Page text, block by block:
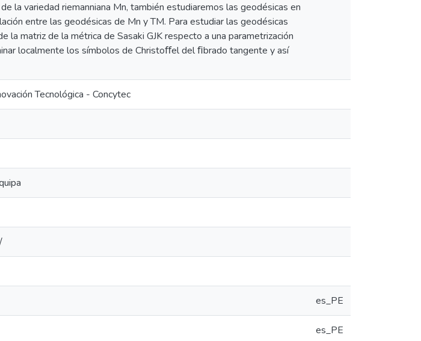
la variedad riemanniana Mn, también estudiaremos las geodésicas en
entre las geodésicas de Mn y TM. Para estudiar las geodésicas
matriz de la métrica de Sasaki GJK respecto a una parametrización
localmente los símbolos de Christoﬀel del ﬁbrado tangente y así
Tecnológica - Concytec
es_PE
es_PE